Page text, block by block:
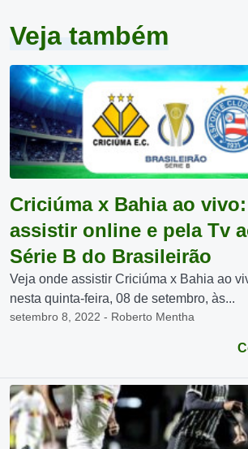
Veja também
Criciúma x Bahia ao
assistir online e pela Tv
Série B do Brasileirão
Veja onde assistir Criciúma x Bahia ao
nesta quinta-feira, 08 de setembro, às...
setembro 8, 2022 - Roberto Mentha